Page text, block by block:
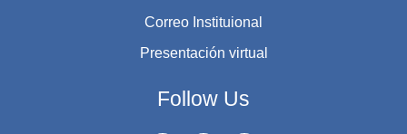
Correo Instituional
Presentación virtual
Follow Us